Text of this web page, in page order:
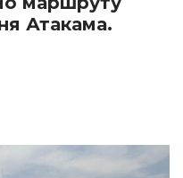
Атакама.